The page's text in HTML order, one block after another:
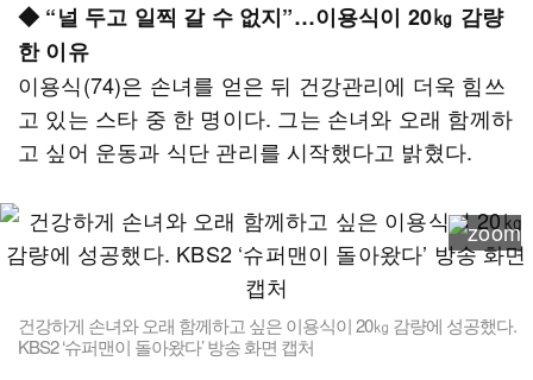
◆ “널 두고 일찍 갈 수 없지”…이용식이 20㎏ 감량
한 이유
이용식(74)은 손녀를 얻은 뒤 건강관리에 더욱 힘쓰
고 있는 스타 중 한 명이다. 그는 손녀와 오래 함께하
고 싶어 운동과 식단 관리를 시작했다고 밝혔다.
건강하게 손녀와 오래 함께하고 싶은 이용식이 20㎏ 감량에 성공했다.
KBS2 ‘슈퍼맨이 돌아왔다’ 방송 화면 캡처